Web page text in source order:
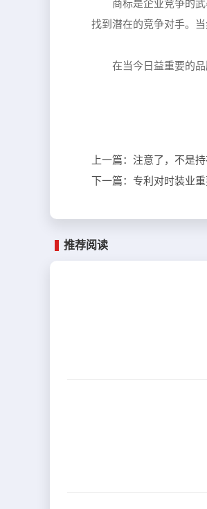
商标是企业竞争的
找到潜在的竞争对手。
在当今日益重要的
上一篇： 注意了，不是
下一篇： 专利对时装业重
推荐阅读